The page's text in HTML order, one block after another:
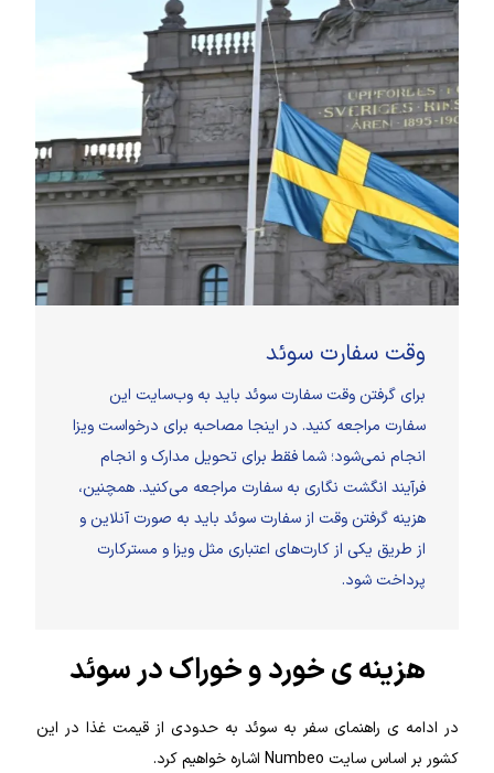
وقت سفارت سوئد
برای گرفتن وقت سفارت سوئد باید به وب‌سایت این
سفارت مراجعه کنید. در اینجا مصاحبه برای درخواست ویزا
انجام نمی‌شود؛ شما فقط برای تحویل مدارک و انجام
فرآیند انگشت‌ نگاری به سفارت مراجعه می‌کنید. همچنین،
هزینه گرفتن وقت از سفارت سوئد باید به‌ صورت آنلاین و
از طریق یکی از کارت‌های اعتباری مثل ویزا و مسترکارت
پرداخت شود.
هزینه ی خورد و خوراک در سوئد
در ادامه ی راهنمای سفر به سوئد به حدودی از قیمت غذا در این
کشور بر اساس سایت Numbeo اشاره خواهیم کرد.